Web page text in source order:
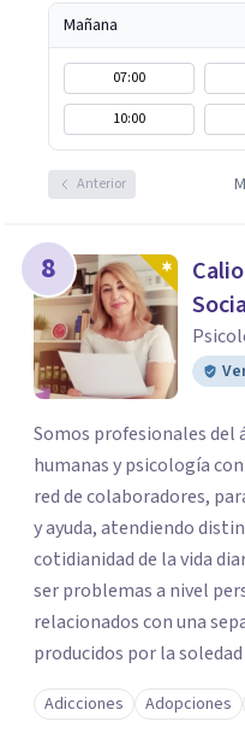
Mañana
07:00
10:00
Anterior
8
Somos profesionales del
humanas y psicología
red de colaboradores,
y ayuda, atendiendo
cotidianidad de la vida
ser problemas a nivel
relacionados con una
producidos por la
abordar las relaciones humanas, intentando mejorar la
calidad de vida y el
Adicciones Adopciones